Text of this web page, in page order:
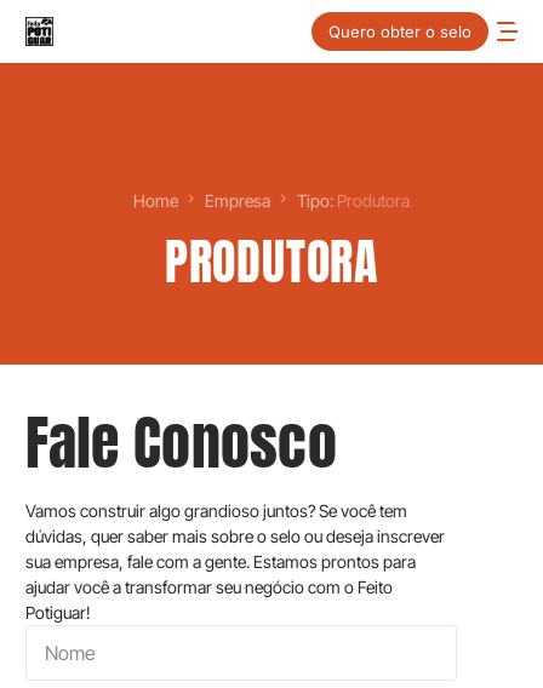
Quero obter o selo
Home Empresa Tipo: Produtora
PRODUTORA
Fale Conosco
Vamos construir algo grandioso juntos? Se você tem
dúvidas, quer saber mais sobre o selo ou deseja inscrever
sua empresa, fale com a gente. Estamos prontos para
ajudar você a transformar seu negócio com o Feito
Potiguar!